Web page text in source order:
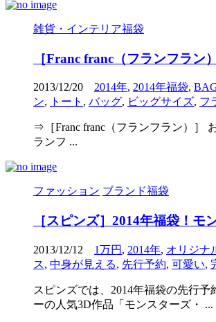
雑貨・インテリア福袋
［Franc franc（フランフラン
2013/12/20 2014年, 2014年福袋,
ン, トート , バッグ, ビッグサイズ, フ
⇒［Franc franc（フランフラン）］
ランフ ...
ファッション ブランド福袋
［スピンズ］2014年福袋！モ
2013/12/12 1万円 , 2014年, オリジナ
ス, 中身が見える, 先行予約, 可愛い,
スピンズでは、2014年福袋の先行
ーの人気3D作品「モンスターズ・ ...